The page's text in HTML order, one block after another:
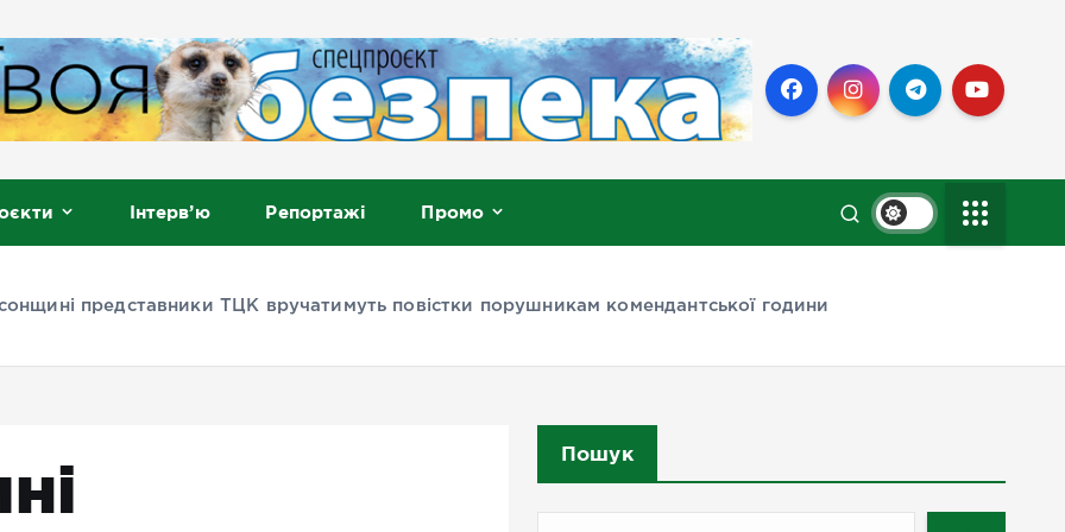
Інтерв’ю Репортажі Промо
представники ТЦК вручатимуть повістки порушникам комендантської години
Пошук